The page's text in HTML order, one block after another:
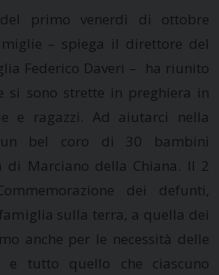
del primo venerdì di ottobre
– spiega il direttore del
Federico Daveri – ha riunito
si sono strette in preghiera in
e ragazzi. Ad aiutarci nella
bel coro di 30 bambini
di Marciano della Chiana. Il 2
dei defunti,
sulla terra, a quella dei
anche per le necessità delle
tutto quello che ciascuno